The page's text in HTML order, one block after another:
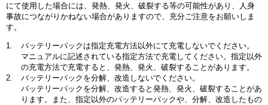
にて使用した場合には、発熱、発火、破裂する等の可能性があり、人身
事故につながりかねない場合がありますので、充分ご注意をお願いしま
す。
バッテリーパックは指定充電方法以外にて充電しないでください。
マニュアルに記述されている指定方法で充電してください。指定以外
の充電方法で充電すると、発熱、発火、破裂することがあります。
バッテリーパックを分解、改造しないでください。
バッテリーパックを分解、改造すると発熱、発火、破裂することがあ
ります。また、指定以外のバッテリーパックや、分解、改造したもの